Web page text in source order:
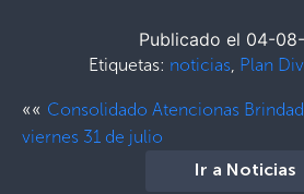
Publicado el 04-
Etiquetas: noticias, Plan
«« Consolidado Atencionas
viernes 31 de julio
Ir a Noticias